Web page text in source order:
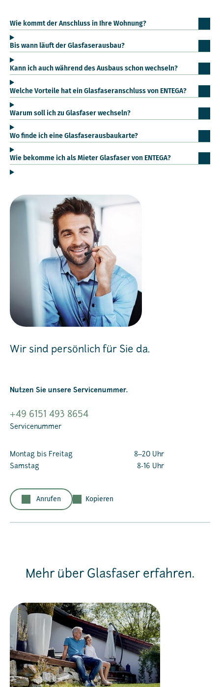
Wie kommt der Anschluss in Ihre Wohnung?
Bis wann läuft der Glasfaserausbau?
Kann ich auch während des Ausbaus schon wechseln?
Welche Vorteile hat ein Glasfaseranschluss von ENTEGA?
Warum soll ich zu Glasfaser wechseln?
Wo finde ich eine Glasfaserausbaukarte?
Wie bekomme ich als Mieter Glasfaser von ENTEGA?
Wir sind persönlich für Sie da.
Nutzen Sie unsere Servicenummer.
+49 6151 493 8654
Servicenummer
Montag bis Freitag
8‒20 Uhr
Samstag
8-16 Uhr
Anrufen Kopieren
Mehr über Glasfaser erfahren.